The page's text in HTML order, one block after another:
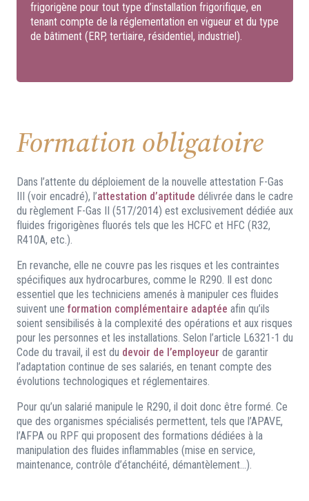
frigorigène pour tout type d’installation frigorifique, en
tenant compte de la réglementation en vigueur et du type
de bâtiment (ERP, tertiaire, résidentiel, industriel).
Formation obligatoire
Dans l’attente du déploiement de la nouvelle attestation F-Gas
III (voir encadré), l’attestation d’aptitude délivrée dans le cadre
du règlement F-Gas II (517/2014) est exclusivement dédiée aux
fluides frigorigènes fluorés tels que les HCFC et HFC (R32,
R410A, etc.).
En revanche, elle ne couvre pas les risques et les contraintes
spécifiques aux hydrocarbures, comme le R290. Il est donc
essentiel que les techniciens amenés à manipuler ces fluides
suivent une formation complémentaire adaptée afin qu’ils
soient sensibilisés à la complexité des opérations et aux risques
pour les personnes et les installations. Selon l’article L6321-1 du
Code du travail, il est du devoir de l’employeur de garantir
l’adaptation continue de ses salariés, en tenant compte des
évolutions technologiques et réglementaires.
Pour qu’un salarié manipule le R290, il doit donc être formé. Ce
que des organismes spécialisés permettent, tels que l’APAVE,
l’AFPA ou RPF qui proposent des formations dédiées à la
manipulation des fluides inflammables (mise en service,
maintenance, contrôle d’étanchéité, démantèlement…).